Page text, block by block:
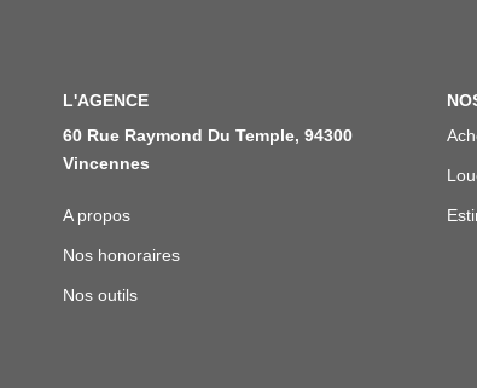
L'AGENCE
60 Rue Raymond Du Temple, 94300
Vincennes
A propos
Nos honoraires
Nos outils